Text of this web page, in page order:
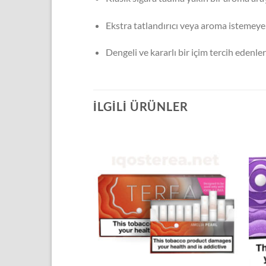
Ekstra tatlandırıcı veya aroma
Dengeli ve kararlı bir içim tercih edenler
İLGILI ÜRÜNLER